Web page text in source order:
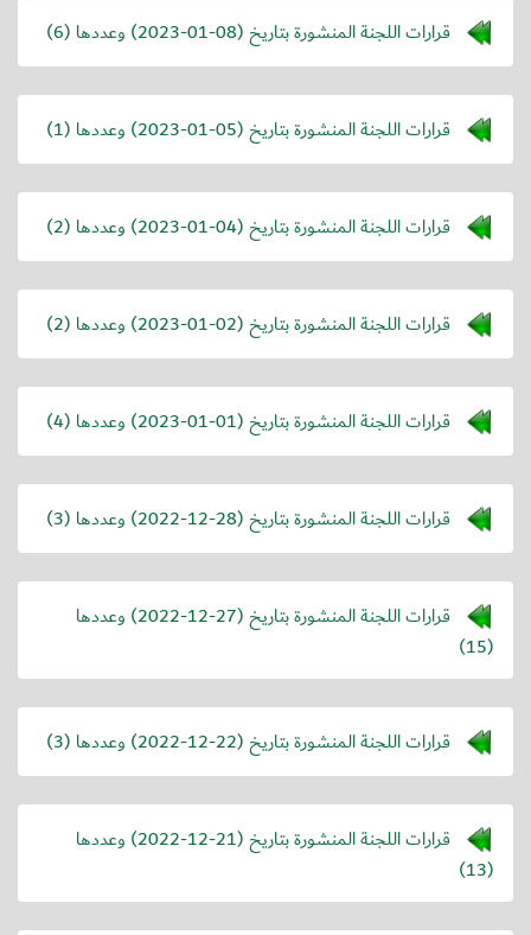
قرارات اللجنة المنشورة بتاريخ (2023-01-08) وعددها (6)
قرارات اللجنة المنشورة بتاريخ (2023-01-05) وعددها (1)
قرارات اللجنة المنشورة بتاريخ (2023-01-04) وعددها (2)
قرارات اللجنة المنشورة بتاريخ (2023-01-02) وعددها (2)
قرارات اللجنة المنشورة بتاريخ (2023-01-01) وعددها (4)
قرارات اللجنة المنشورة بتاريخ (2022-12-28) وعددها (3)
قرارات اللجنة المنشورة بتاريخ (2022-12-27) وعددها
(15)
قرارات اللجنة المنشورة بتاريخ (2022-12-22) وعددها (3)
قرارات اللجنة المنشورة بتاريخ (2022-12-21) وعددها
(13)